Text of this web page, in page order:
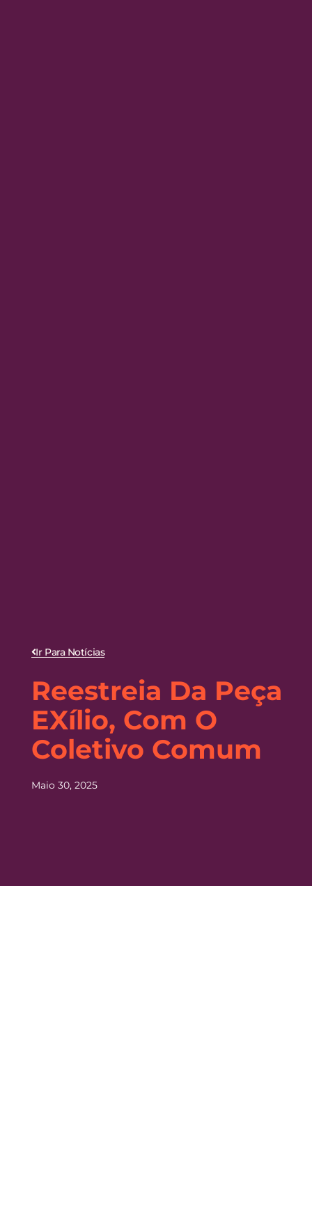
Ir Para Notícias
Reestreia Da Peça
EXílio, Com O
Coletivo Comum
Maio 30, 2025